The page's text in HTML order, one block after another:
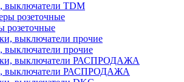
выключатели TDM
розеточные
выключатели прочие
выключатели РАСПРОДАЖА